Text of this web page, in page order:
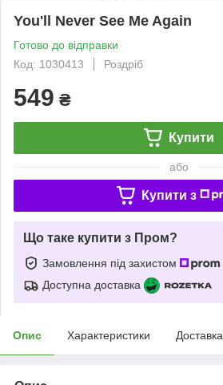
You'll Never See Me Again
Готово до відправки
Код: 1030413
Роздріб
549 ₴
Купити
або
Купити з
Що таке купити з Пром?
Замовлення під захистом
Доступна доставка
Опис Характеристики Доставка